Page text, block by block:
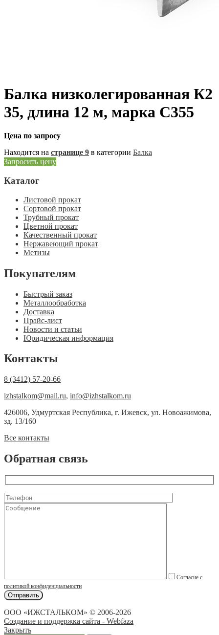
Балка низколегированная К2
35, длина 12 м, марка С355
Цена по запросу
Находится на странице 9 в категории Балка
Запросить цену
Каталог
Листовой прокат
Сортовой прокат
Трубный прокат
Цветной прокат
Качественный прокат
Нержавеющий прокат
Метизы
Покупателям
Быстрый заказ
Металлообработка
Доставка
Прайс-лист
Новости и статьи
Юридическая информация
Контакты
8 (3412) 57-20-66
izhstalkom@mail.ru, info@izhstalkom.ru
426006, Удмуртская Республика, г. Ижевск, ул. Новоажимова,
зд. 13/160
Все контакты
Обратная связь
Согласие с
политикой конфиденциальности
ООО «ИЖСТАЛЬКОМ» © 2006-2026
Создание и поддержка сайта - Webfaza
Закрыть